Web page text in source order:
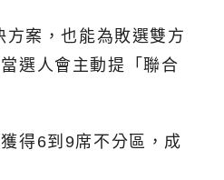
案，也能為敗選雙方
選人會主動提「聯合
得6到9席不分區，成